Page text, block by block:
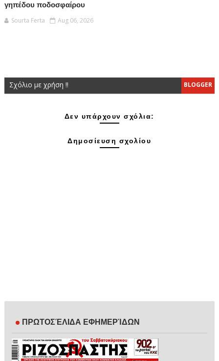
γηπέδου ποδοσφαίρου
Sourta Ferta
Aug 06, 2026
BLOGGER
Σχόλιο με χρήση !!
Δεν υπάρχουν σχόλια:
Δημοσίευση σχολίου
ΠΡΩΤΟΣΈΛΙΔΑ ΕΦΗΜΕΡΊΔΩΝ